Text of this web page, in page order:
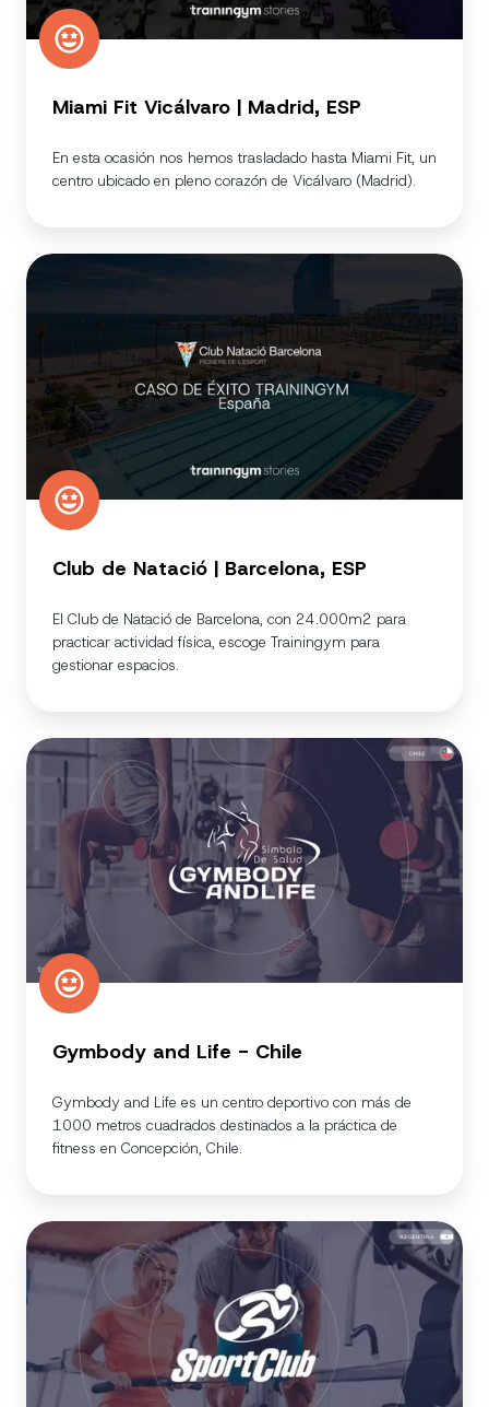
Miami Fit Vicálvaro | Madrid, ESP
En esta ocasión nos hemos trasladado hasta Miami Fit, un
centro ubicado en pleno corazón de Vicálvaro (Madrid).
Club
Natació
Barcelona,
ESP
Club de Natació | Barcelona, ESP
El Club de Natació de Barcelona, con 24.000m2 para
practicar actividad física, escoge Trainingym para
gestionar espacios.
Gymbody
Gymbody and Life - Chile
Gymbody and Life es un centro deportivo con más de
1000 metros cuadrados destinados a la práctica de
fitness en Concepción, Chile.
SportClub
-
Argentina